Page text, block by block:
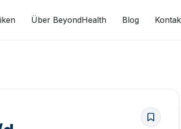
Über BeyondHealth Blog